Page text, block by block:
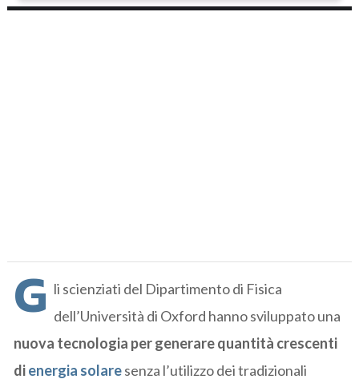
G li scienziati del Dipartimento di Fisica
dell’Università di Oxford hanno sviluppato una
nuova tecnologia per generare quantità crescenti
dienergia solaresenza l’utilizzo dei tradizionali